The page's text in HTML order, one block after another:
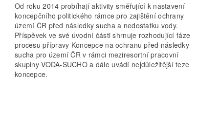
Od roku 2014 probíhají aktivity směřující k nastavení
koncepčního politického rámce pro zajištění ochrany
území ČR před následky sucha a nedostatku vody.
Příspěvek ve své úvodní části shrnuje rozhodující fáze
procesu přípravy Koncepce na ochranu před následky
sucha pro území ČR v rámci meziresortní pracovní
skupiny VODA-SUCHO a dále uvádí nejdůležitější teze
koncepce.